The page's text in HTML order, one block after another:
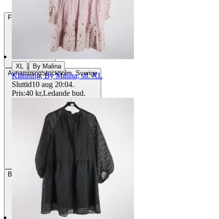
Frakt 84 kr DSV
AvhämtningStockholm, Sverige
Betalning Via Tradera
XL | By Malina
Klänning, By Malina, stl. XL
Sluttid10 aug 20:04.
Pris:40 kr,Ledande bud.